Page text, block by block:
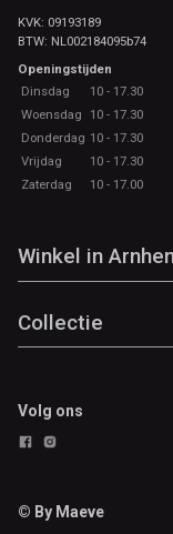
KVK: 09193189
BTW: NL002184095b74
Openingstijden
Dinsdag
10 - 17.30
Woensdag
10 - 17.30
Donderdag 10 - 17.30
Vrijdag
10 - 17.30
Zaterdag
10 - 17.00
Winkel in
Collectie
Volg ons
© By Maeve